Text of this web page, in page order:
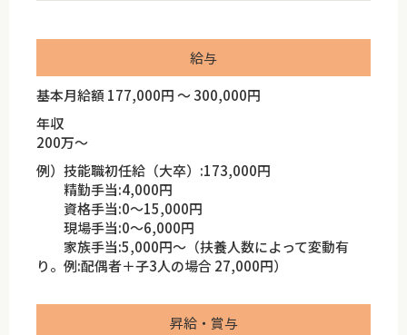
給与
基本月給額 177,000円 ～ 300,000円
年収
200万～
例）技能職初任給（大卒）:173,000円
精勤手当:4,000円
資格手当:0～15,000円
現場手当:0～6,000円
家族手当:5,000円～（扶養人数によって変動有
り。例:配偶者＋子3人の場合 27,000円）
昇給・賞与